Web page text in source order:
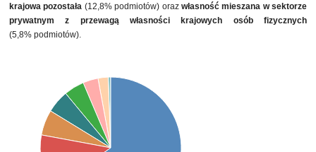
krajowa pozostała (12,8% podmiotów) oraz własność mieszana w sektorze
prywatnym z przewagą własności krajowych osób fizycznych
(5,8% podmiotów).